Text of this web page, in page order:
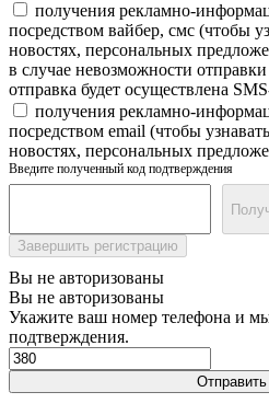
получения рекламно-
посредством вайбер, смс (чтобы
новостях, персональных
в случае невозможности
отправка будет осуществлена
получения рекламно-
посредством email (чтобы
новостях, персональных
Введите полученный код подтверждения
Завершить регистрацию
Вы не авторизованы
Вы не авторизованы
Укажите ваш номер телефона и
подтверждения.